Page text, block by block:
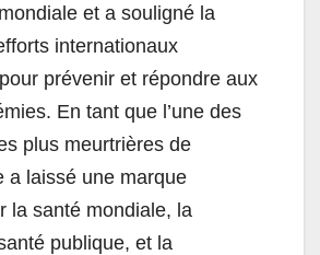
et a souligné la
internationaux
prévenir et répondre aux
En tant que l’une des
plus meurtrières de
a laissé une marque
la santé mondiale, la
publique, et la